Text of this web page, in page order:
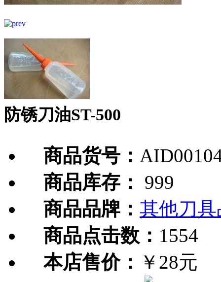
防锈刀油ST-500
商品货号：
商品库存：
999
商品品牌： 其他刀
商品点击数： 1554
本店售价： ￥28元